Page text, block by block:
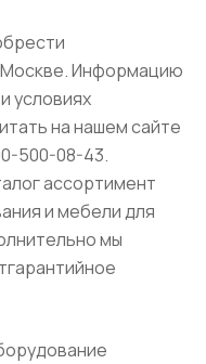
Информацию
условиях
на нашем сайте
500-08-43.
ассортимент
и мебели для
мы